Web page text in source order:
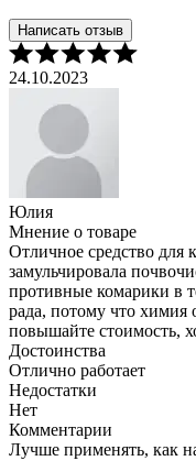
Написать отзыв
24.10.2023
Юлия
Мнение о товаре
Отличное средство для
замульчировала
противные комарики в
рада, потому что химия
повышайте стоимость,
Достоинства
Отлично работает
Недостатки
Нет
Комментарии
Лучше применять, как